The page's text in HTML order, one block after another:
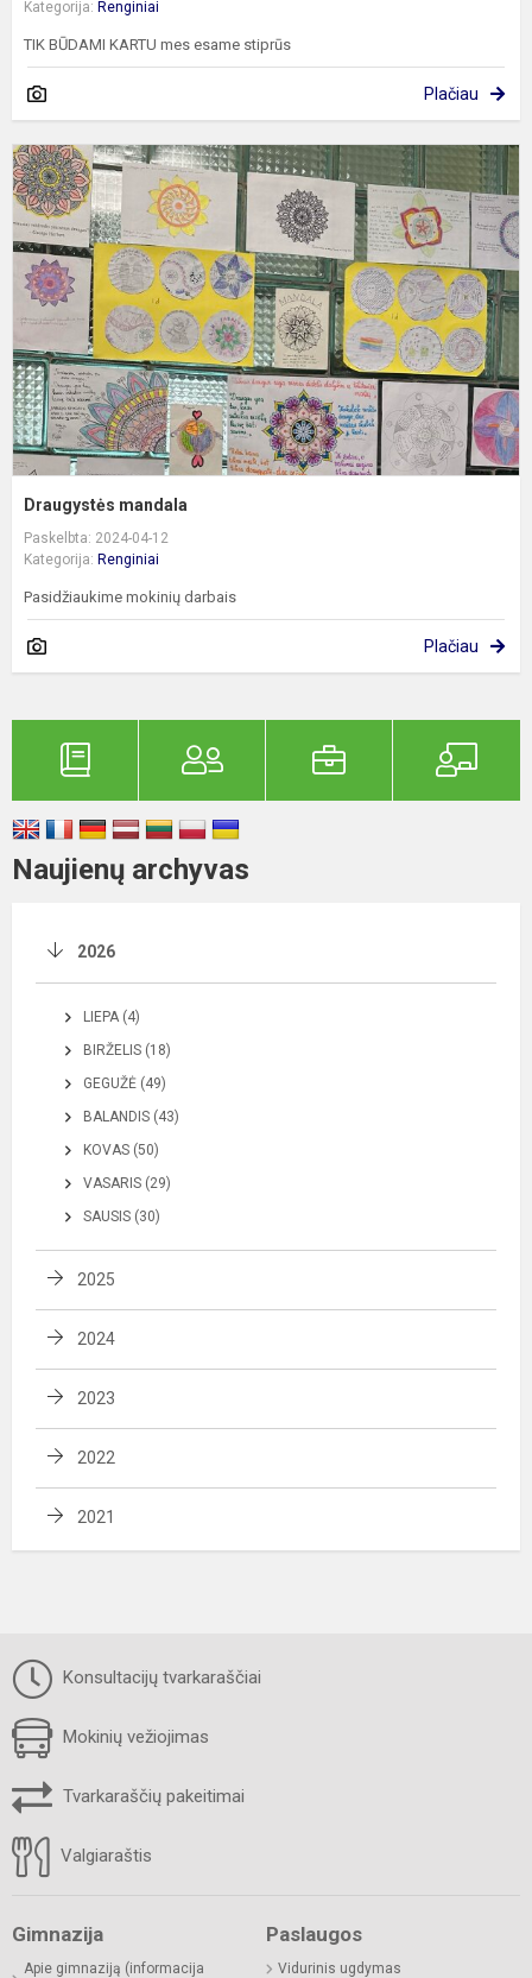
Kategorija: Renginiai
TIK BŪDAMI KARTU mes esame stiprūs
Plačiau
Draugystės mandala
Paskelbta: 2024-04-12
Kategorija: Renginiai
Pasidžiaukime mokinių darbais
Plačiau
Naujienų archyvas
2026
LIEPA (4)
BIRŽELIS (18)
GEGUŽĖ (49)
BALANDIS (43)
KOVAS (50)
VASARIS (29)
SAUSIS (30)
2025
2024
2023
2022
2021
Konsultacijų tvarkaraščiai
Mokinių vežiojimas
Tvarkaraščių pakeitimai
Valgiaraštis
Gimnazija
Apie gimnaziją (informacija
Paslaugos
Vidurinis ugdymas